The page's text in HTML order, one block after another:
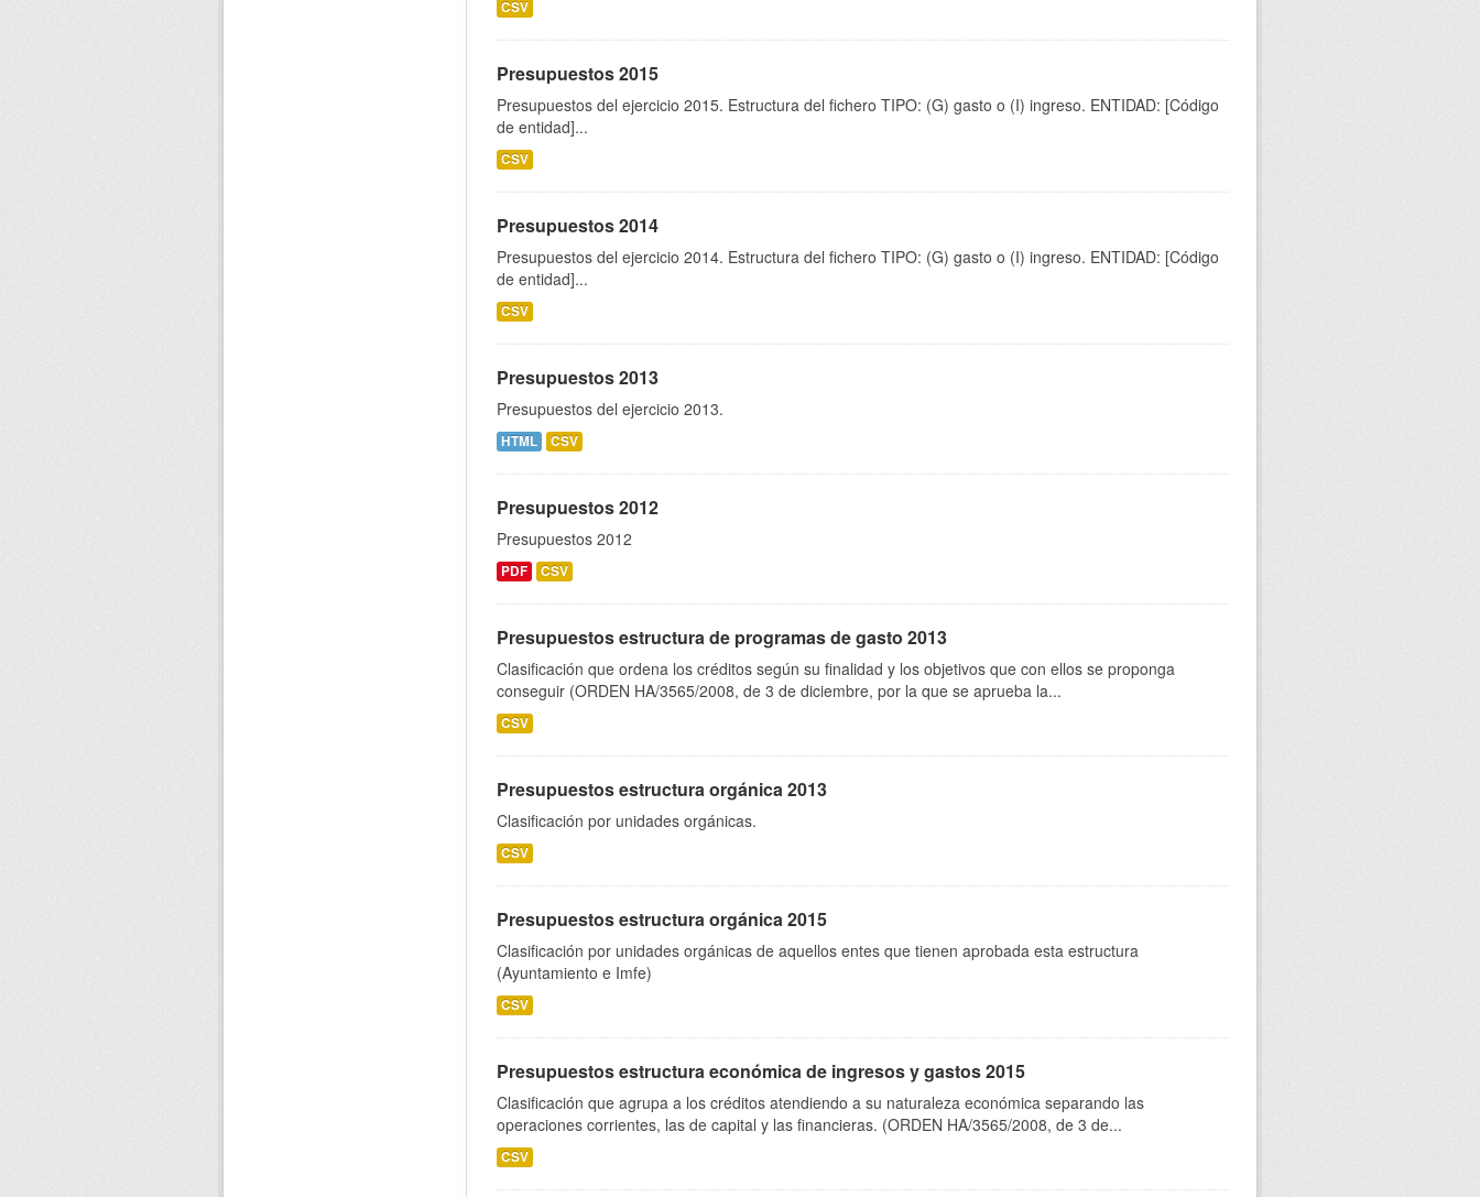
CSV
Presupuestos 2015
Presupuestos del ejercicio 2015. Estructura del fichero TIPO: (G) gasto o (I) ingreso. ENTIDAD: [Código
de entidad]...
CSV
Presupuestos 2014
Presupuestos del ejercicio 2014. Estructura del fichero TIPO: (G) gasto o (I) ingreso. ENTIDAD: [Código
de entidad]...
CSV
Presupuestos 2013
Presupuestos del ejercicio 2013.
HTML CSV
Presupuestos 2012
Presupuestos 2012
PDF CSV
Presupuestos estructura de programas de gasto 2013
Clasificación que ordena los créditos según su finalidad y los objetivos que con ellos se proponga
conseguir (ORDEN HA/3565/2008, de 3 de diciembre, por la que se aprueba la...
CSV
Presupuestos estructura orgánica 2013
Clasificación por unidades orgánicas.
CSV
Presupuestos estructura orgánica 2015
Clasificación por unidades orgánicas de aquellos entes que tienen aprobada esta estructura
(Ayuntamiento e Imfe)
CSV
Presupuestos estructura económica de ingresos y gastos 2015
Clasificación que agrupa a los créditos atendiendo a su naturaleza económica separando las
operaciones corrientes, las de capital y las financieras. (ORDEN HA/3565/2008, de 3 de...
CSV